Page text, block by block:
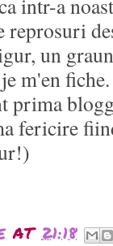
un
m'en
prima
fericire
AT 21:18